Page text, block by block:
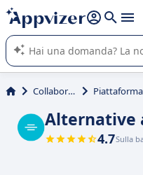
righe con
shift + enter
L'IA di Appvizer vi guida
software SaaS per la vostra
Collaborativi
Alternative
4.7Sulla